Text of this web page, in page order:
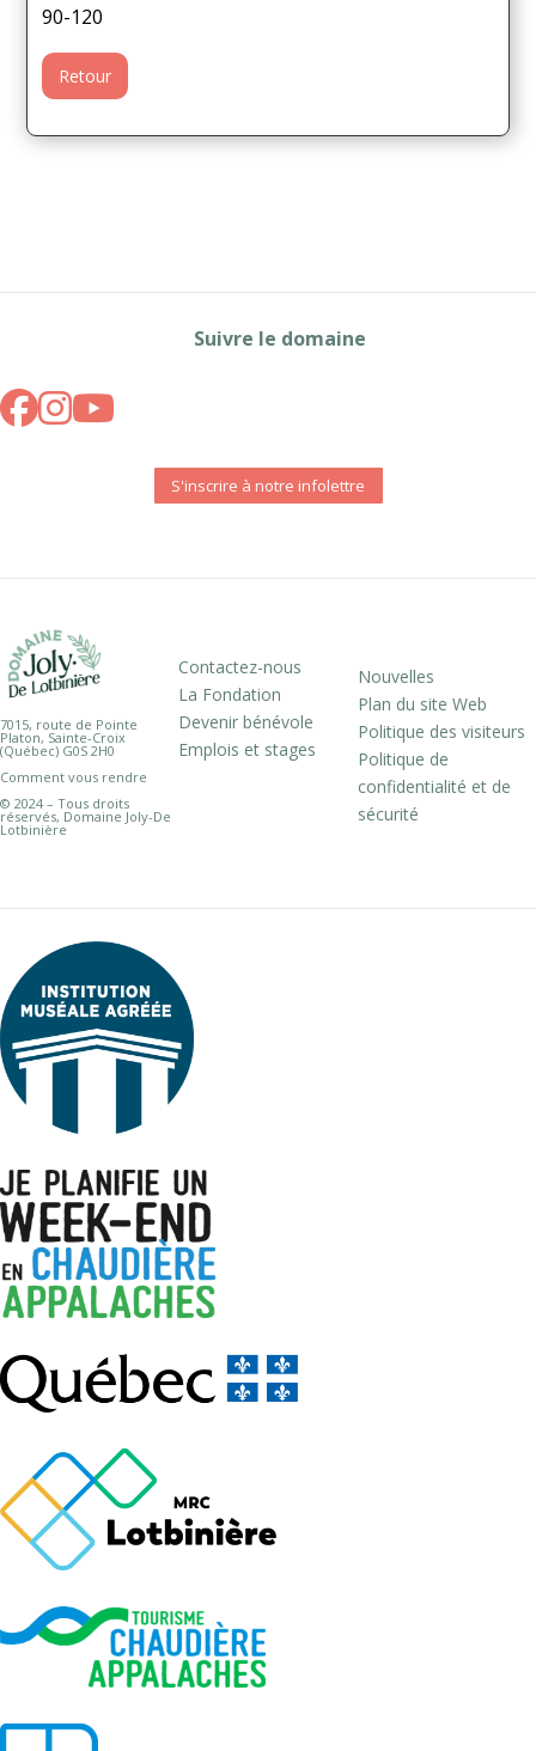
90-120
Retour
Suivre le domaine
S'inscrire à notre infolettre
7015, route de Pointe
Platon, Sainte-Croix
(Québec) G0S 2H0
Comment vous rendre
© 2024 – Tous droits
réservés, Domaine Joly-De
Lotbinière
Contactez-nous
La Fondation
Devenir bénévole
Emplois et stages
Nouvelles
Plan du site Web
Politique des visiteurs
Politique de
confidentialité et de
sécurité